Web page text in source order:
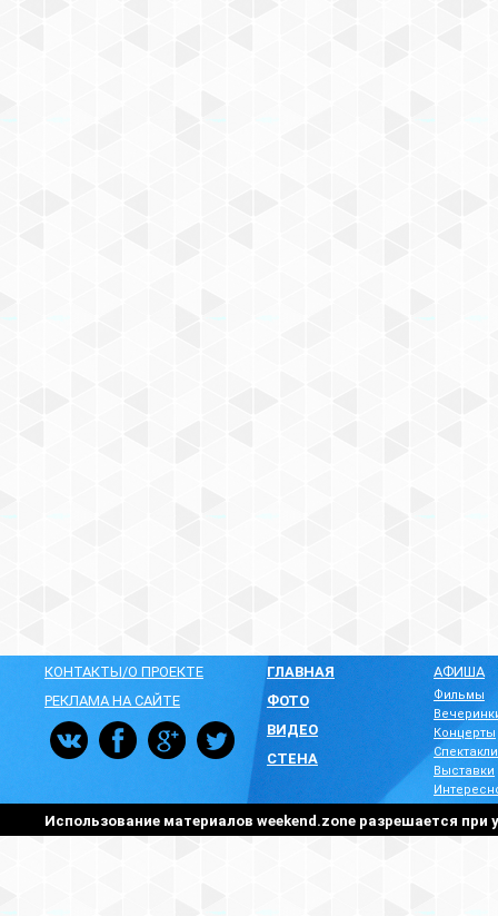
КОНТАКТЫ/О ПРОЕКТЕ
РЕКЛАМА НА САЙТЕ
ГЛАВНАЯ
ФОТО
ВИДЕО
СТЕНА
АФИША
Фильмы
Концерты
Спектакли
Выставки
Использование материалов weekend.zone разрешается